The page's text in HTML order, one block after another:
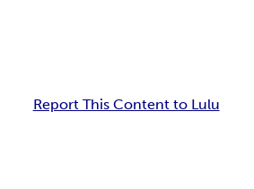
Report This Content to Lulu